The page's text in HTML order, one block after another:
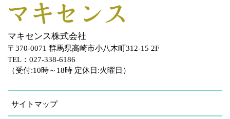
マキセンス株式会社
〒370-0071 群馬県高崎市小八木町312-15 2F
TEL：027-338-6186
（受付:10時～18時 定休日:火曜日）
サイトマップ